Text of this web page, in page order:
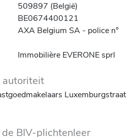
509897 (België)
BE0674400121
AXA Belgium SA - police n°
Immobilière EVERONE sprl
autoriteit
Luxemburgstraat
BIV-plichtenleer